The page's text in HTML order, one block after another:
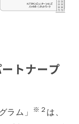
トナープ
ラム」 ※２ は、